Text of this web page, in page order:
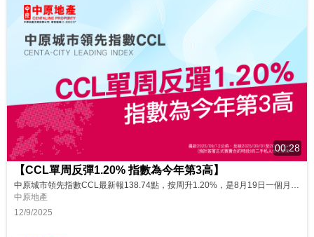
00:28
【CCL單周反彈1.20% 指數為今年第3高】
中原地產
12/9/2025